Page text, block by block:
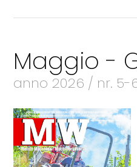
Maggio -
anno 2026 / nr. 5-